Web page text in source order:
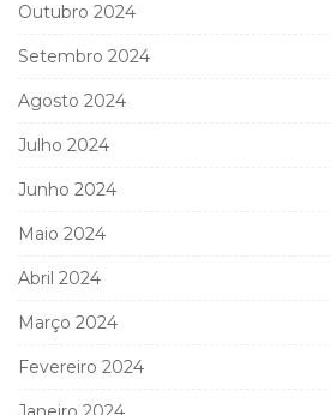
Outubro 2024
Setembro 2024
Agosto 2024
Julho 2024
Junho 2024
Maio 2024
Abril 2024
Março 2024
Fevereiro 2024